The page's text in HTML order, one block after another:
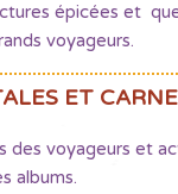
épicées et
voyageurs.
ET
des voyageurs et
albums.